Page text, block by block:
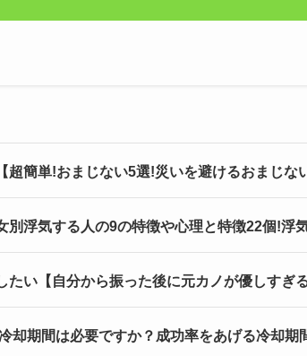
超簡単!おまじない5選!災いを避けるおまじな
別浮気する人の9の特徴や心理と特徴22個!浮
たい【自分から振った後に元カノが優しすぎ
却期間は必要ですか？成功率をあげる冷却